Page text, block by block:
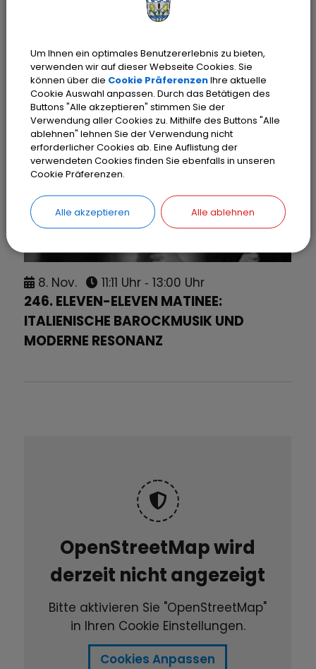
244. ELEVEN-ELEVEN MATINEE:
GRUBERICH
8. Nov. 11:11 Uhr ‐ 13:00 Uhr
246. ELEVEN-ELEVEN MATINEE:
ITALIENISCHE BAROCKMUSIK UND
MODERNE RESONANZ
OpenStreetMap wird
derzeit nicht angezeigt
Bitte aktivieren Sie "OpenStreetMap"
in Ihren Cookie Einstellungen.
Cookies Anpassen
Um Ihnen ein optimales Benutzererlebnis zu bieten,
verwenden wir auf dieser Webseite Cookies. Sie
können über die Cookie PräferenzenIhre aktuelle
Cookie Auswahl anpassen. Durch das Betätigen des
Buttons "Alle akzeptieren" stimmen Sie der
Verwendung aller Cookies zu. Mithilfe des Buttons "Alle
ablehnen" lehnen Sie der Verwendung nicht
erforderlicher Cookies ab. Eine Auflistung der
verwendeten Cookies finden Sie ebenfalls in unseren
Cookie Präferenzen.
Alle akzeptieren Alle ablehnen